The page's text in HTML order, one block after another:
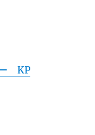
ー KP